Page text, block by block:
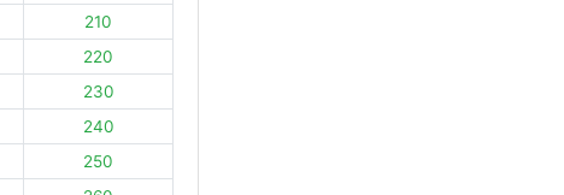
210
220
230
240
250